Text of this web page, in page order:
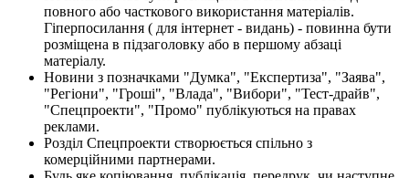
повного або часткового використання матеріалів.
Гіперпосилання ( для інтернет - видань) - повинна бути
розміщена в підзаголовку або в першому абзаці
матеріалу.
Новини з позначками "Думка", "Експертиза", "Заява",
"Регіони", "Гроші", "Влада", "Вибори", "Тест-драйв",
"Спецпроекти", "Промо" публікуються на правах
реклами.
Розділ Спецпроекти створюється спільно з
комерційними партнерами.